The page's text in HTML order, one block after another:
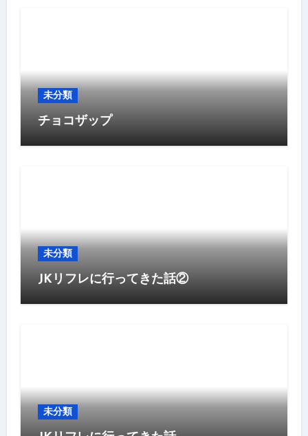
未分類
チョコザップ
未分類
JKリフレに行ってきた話②
未分類